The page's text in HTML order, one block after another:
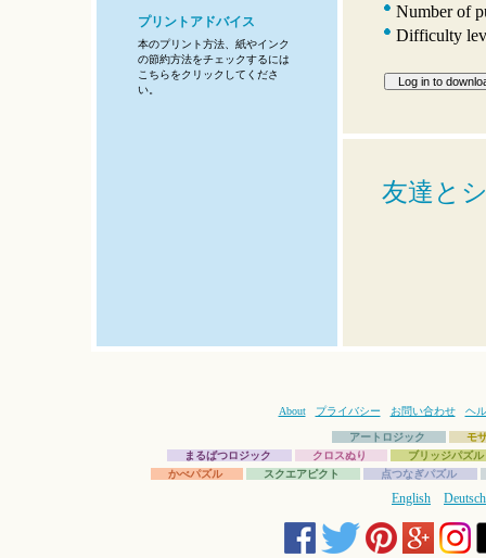
プリントアドバイス
本のプリント方法、紙やインク
の節約方法をチェックするには
こちらをクリックしてくださ
い。
Number of
Difficulty
友達と
About プライバシー お問い合わせ ヘ
アートロジック
モ
まるばつロジック
クロスぬり
ブリッジパズル
かべパズル
スクエアピクト 点つなぎパズル
English Deutsch